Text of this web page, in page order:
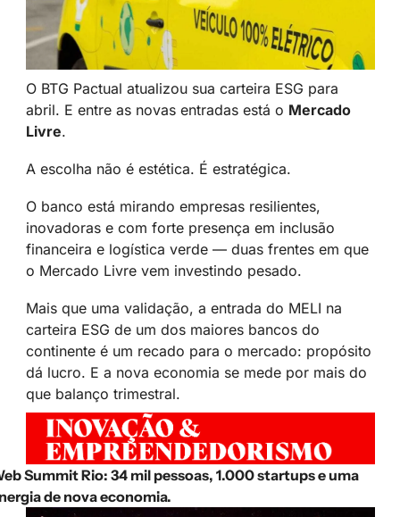
O BTG Pactual atualizou sua carteira ESG para
abril. E entre as novas entradas está o Mercado
Livre.
A escolha não é estética. É estratégica.
O banco está mirando empresas resilientes,
inovadoras e com forte presença em inclusão
financeira e logística verde — duas frentes em que
o Mercado Livre vem investindo pesado.
Mais que uma validação, a entrada do MELI na
carteira ESG de um dos maiores bancos do
continente é um recado para o mercado: propósito
dá lucro. E a nova economia se mede por mais do
que balanço trimestral.
Summit Rio: 34 mil pessoas, 1.000 startups e uma
de nova economia.